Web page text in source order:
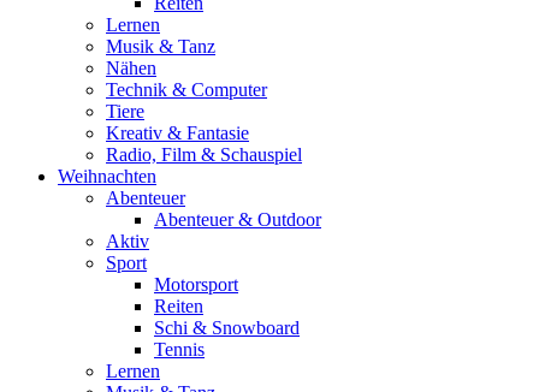
Lernen
Musik & Tanz
Nähen
Technik & Computer
Tiere
Kreativ & Fantasie
Radio, Film & Schauspiel
Weihnachten
Abenteuer
Abenteuer & Outdoor
Aktiv
Sport
Motorsport
Reiten
Schi & Snowboard
Tennis
Lernen